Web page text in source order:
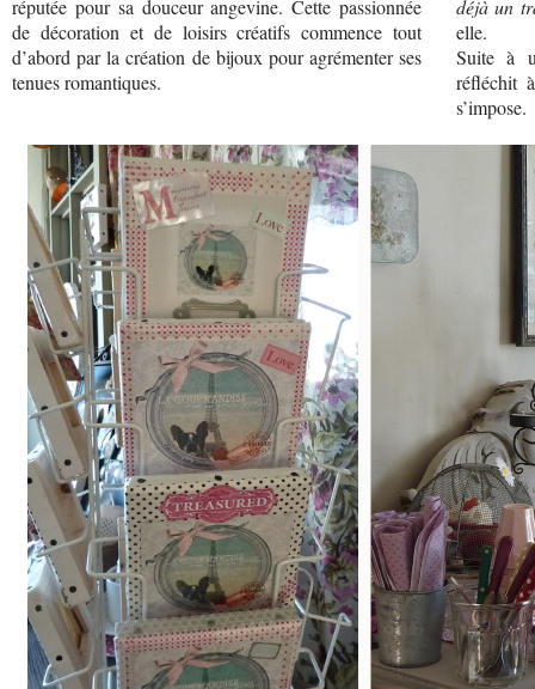
réputée pour sa douceur angevine. Cette passionnée
de décoration et de loisirs créatifs commence tout
d’abord par la création de bijoux pour agrémenter ses
tenues romantiques.
déjà un
elle.
Suite à
réfléchit
s’impose.